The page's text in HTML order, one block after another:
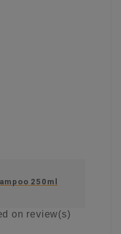
250ml
on review(s)